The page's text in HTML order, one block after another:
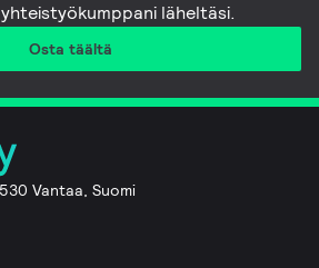
läheltäsi.
Osta täältä
Vantaa, Suomi